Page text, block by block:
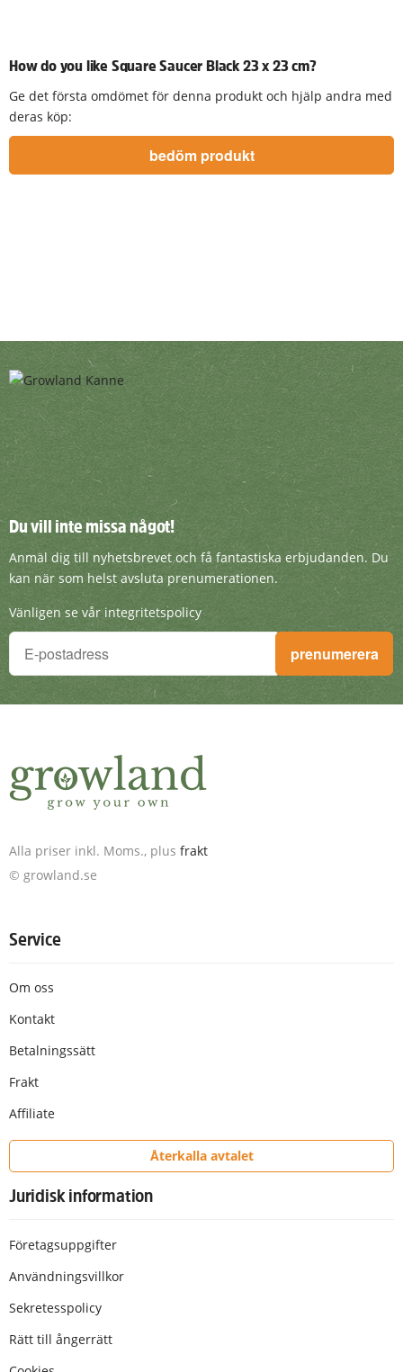
How do you like Square Saucer Black 23 x 23 cm?
Ge det första omdömet för denna produkt och hjälp andra med
deras köp:
Du vill inte missa något!
Anmäl dig till nyhetsbrevet och få
Du vill inte missa något!
Anmäl dig till nyhetsbrevet och få fantastiska erbjudanden. Du
kan när som helst avsluta prenumerationen.
Vänligen se vår integritetspolicy
Du vill inte missa något!
Anmäl dig till nyhetsbrevet och få fantastiska erbjudanden.
prenumerera
Alla priser inkl. Moms., plus frakt
© growland.se
Service
Om oss
Kontakt
Betalningssätt
Frakt
Affiliate
Återkalla avtalet
Juridisk information
Företagsuppgifter
Användningsvillkor
Sekretesspolicy
Rätt till ångerrätt